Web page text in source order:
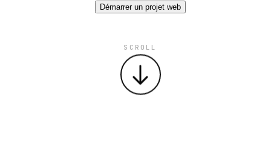
Démarrer un projet web
SCROLL